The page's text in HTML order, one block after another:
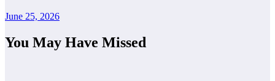
June 25, 2026
You May Have Missed